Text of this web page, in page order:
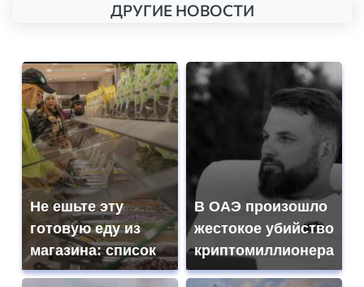
ДРУГИЕ НОВОСТИ
Не ешьте эту
готовую еду из
магазина: список
В ОАЭ произошло
жестокое убийство
криптомиллионера